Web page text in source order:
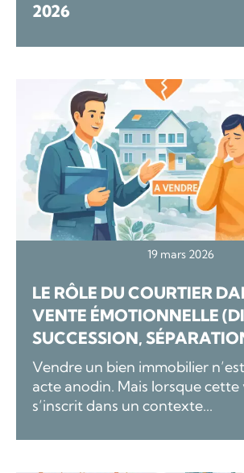
2026
19 mars 2026
LE RÔLE DU COURTIER
VENTE ÉMOTIONNELLE
SUCCESSION,
Vendre un bien immobilier
acte anodin. Mais lorsque
s’inscrit dans un contexte...